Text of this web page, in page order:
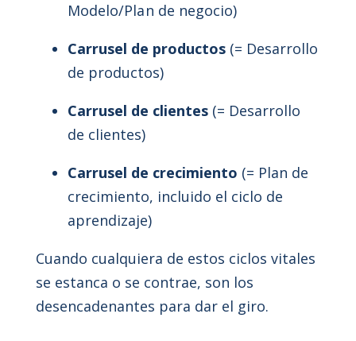
Modelo/Plan de negocio)
Carrusel de productos (= Desarrollo
de productos)
Carrusel de clientes (= Desarrollo
de clientes)
Carrusel de crecimiento (= Plan de
crecimiento, incluido el ciclo de
aprendizaje)
Cuando cualquiera de estos ciclos vitales
se estanca o se contrae, son los
desencadenantes para dar el giro.